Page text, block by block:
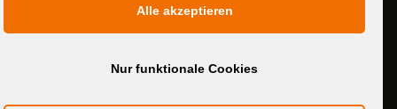
MEDIADATEN
Alle akzeptieren
Nur funktionale Cookies